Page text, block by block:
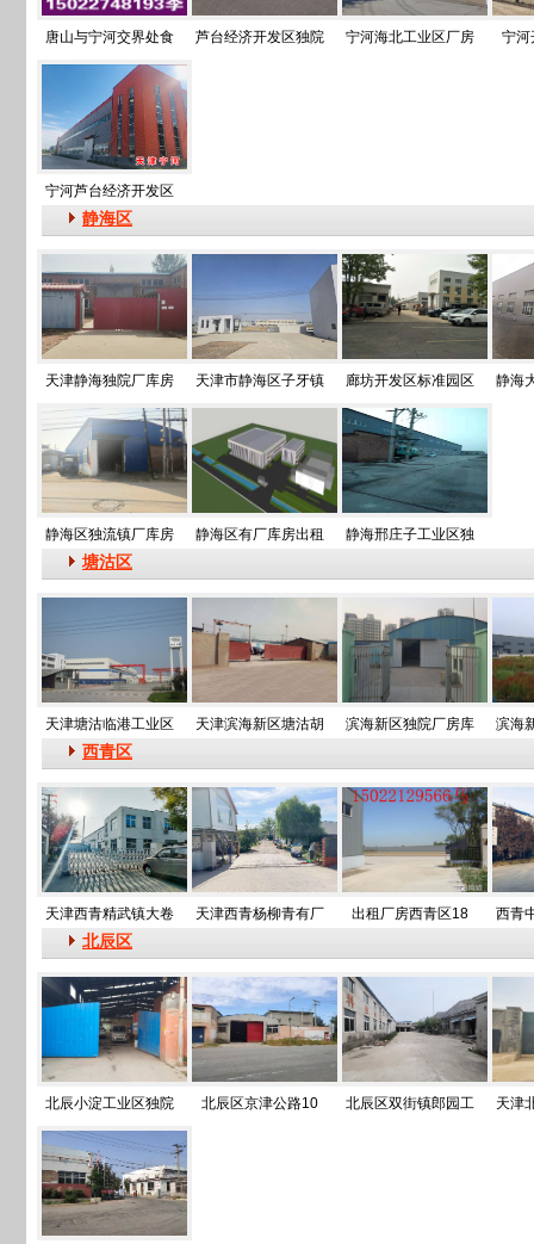
唐山与宁河交界处食 芦台经济开发区独院 宁河海北工业区厂房 宁河
宁河芦台经济开发区
静海区
天津静海独院厂库房 天津市静海区子牙镇 廊坊开发区标准园区 静海
静海区独流镇厂库房 静海区有厂库房出租 静海邢庄子工业区独
塘沽区
天津塘沽临港工业区 天津滨海新区塘沽胡 滨海新区独院厂房库 滨海
西青区
天津西青精武镇大卷 天津西青杨柳青有厂 出租厂房西青区18 西青
北辰区
北辰小淀工业区独院 北辰区京津公路10 北辰区双街镇郎园工 天津